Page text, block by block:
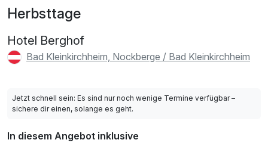
Herbsttage
Hotel Berghof
Bad Kleinkirchheim, Nockberge / Bad Kleinkirchheim
Jetzt schnell sein: Es sind nur noch wenige Termine verfügbar –
sichere dir einen, solange es geht.
In diesem Angebot inklusive